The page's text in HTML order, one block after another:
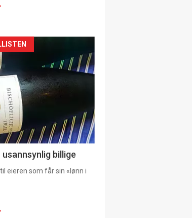
usannsynlig billige
eieren som får sin «lønn i